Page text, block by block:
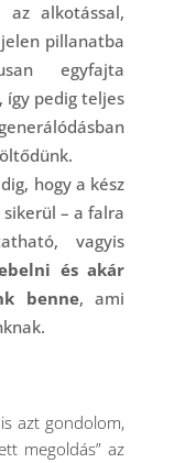
az alkotással,
pillanatba
egyfajta
pedig teljes
hogy a kész
– a falra
vagyis
és akár
benne, ami
azt gondolom,
megoldás” az